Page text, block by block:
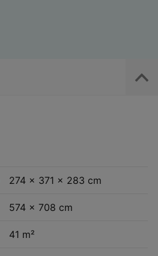
274 x 371 x 283 cm
574 x 708 cm
41 m²